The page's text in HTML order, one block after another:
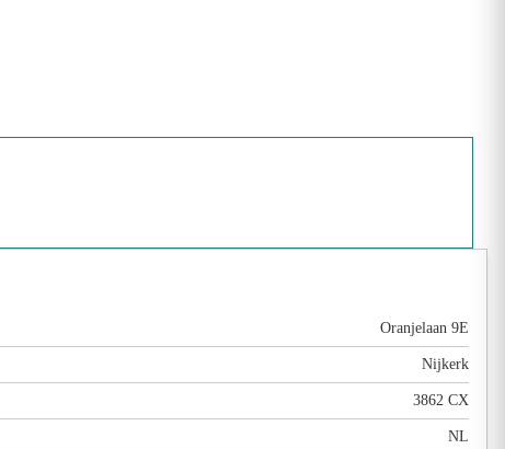
Oranjelaan 9E
Nijkerk
3862 CX
NL